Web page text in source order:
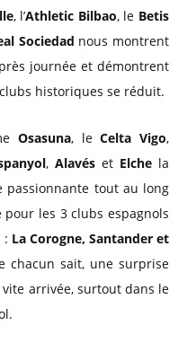
, l’Athletic Bilbao, le Betis
Sociedad nous montrent
journée et démontrent
historiques se réduit.
Osasuna, leCelta Vigo,
, Alavéset Elchela
passionnante tout au long
les 3 clubs espagnols
: La Corogne, Santander et
chacun sait, une surprise
arrivée, surtout dans le